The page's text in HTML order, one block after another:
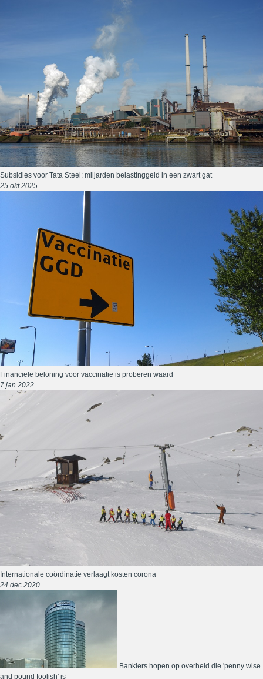
Subsidies voor Tata Steel: miljarden belastinggeld in een zwart gat
25 okt 2025
Financiele beloning voor vaccinatie is proberen waard
7 jan 2022
Internationale coördinatie verlaagt kosten corona
24 dec 2020
Bankiers hopen op overheid die 'penny wise
and pound foolish' is